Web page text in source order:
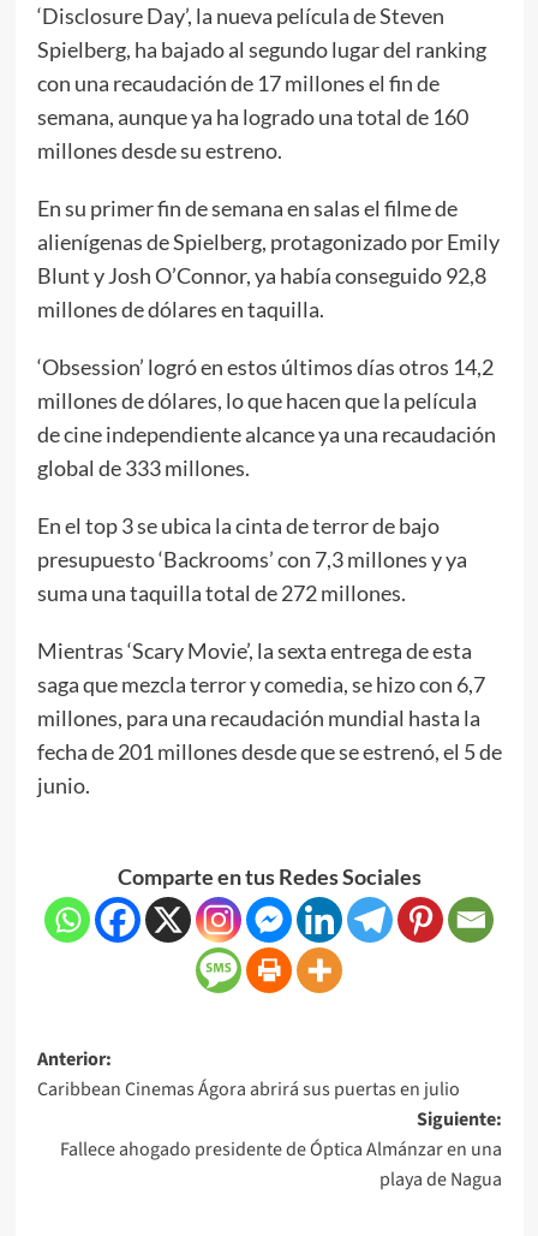
‘Disclosure Day’, la nueva película de Steven
Spielberg, ha bajado al segundo lugar del ranking
con una recaudación de 17 millones el fin de
semana, aunque ya ha logrado una total de 160
millones desde su estreno.
En su primer fin de semana en salas el filme de
alienígenas de Spielberg, protagonizado por Emily
Blunt y Josh O’Connor, ya había conseguido 92,8
millones de dólares en taquilla.
‘Obsession’ logró en estos últimos días otros 14,2
millones de dólares, lo que hacen que la película
de cine independiente alcance ya una recaudación
global de 333 millones.
En el top 3 se ubica la cinta de terror de bajo
presupuesto ‘Backrooms’ con 7,3 millones y ya
suma una taquilla total de 272 millones.
Mientras ‘Scary Movie’, la sexta entrega de esta
saga que mezcla terror y comedia, se hizo con 6,7
millones, para una recaudación mundial hasta la
fecha de 201 millones desde que se estrenó, el 5 de
junio.
Comparte en tus Redes Sociales
Anterior:
Caribbean Cinemas Ágora abrirá sus puertas en julio
Siguiente:
Fallece ahogado presidente de Óptica Almánzar en una
playa de Nagua